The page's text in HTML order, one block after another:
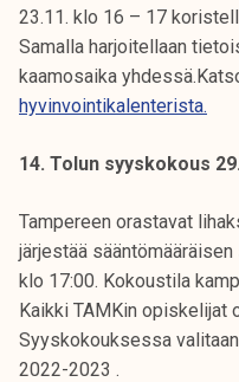
23.11. klo 16 – 17
Samalla harjoitellaan
kaamosaika
hyvinvointikalenterista.
14. Tolun syyskokous
Tampereen orastavat
järjestää
klo 17:00. Kokoustila
Kaikki TAMKin opiskelijat
Syyskokouksessa
2022-2023 .